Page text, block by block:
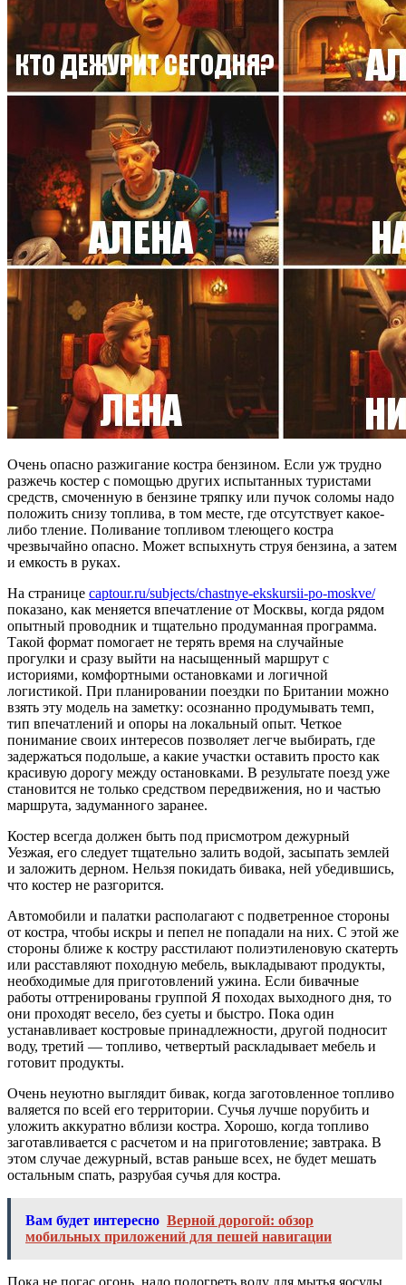
Очень опасно разжигание костра бензином. Если уж трудно
разжечь костер с помощью других испытанных туристами
средств, смоченную в бензине тряпку или пучок соломы надо
положить снизу топлива, в том месте, где отсутствует какое-
либо тление. Поливание топливом тлеющего костра
чрезвычайно опасно. Может вспыхнуть струя бензина, а затем
и емкость в руках.
На странице captour.ru/subjects/chastnye-ekskursii-po-moskve/
показано, как меняется впечатление от Москвы, когда рядом
опытный проводник и тщательно продуманная программа.
Такой формат помогает не терять время на случайные
прогулки и сразу выйти на насыщенный маршрут с
историями, комфортными остановками и логичной
логистикой. При планировании поездки по Британии можно
взять эту модель на заметку: осознанно продумывать темп,
тип впечатлений и опоры на локальный опыт. Четкое
понимание своих интересов позволяет легче выбирать, где
задержаться подольше, а какие участки оставить просто как
красивую дорогу между остановками. В результате поезд уже
становится не только средством передвижения, но и частью
маршрута, задуманного заранее.
Костер всегда должен быть под присмотром дежурный
Уезжая, его следует тщательно залить водой, засыпать землей
и заложить дерном. Нельзя покидать бивака, ней убедившись,
что костер не разгорится.
Автомобили и палатки располагают с подветренное стороны
от костра, чтобы искры и пепел не попадали на них. С этой же
стороны ближе к костру расстилают полиэтиленовую скатерть
или расставляют походную мебель, выкладывают продукты,
необходимые для приготовлений ужина. Если бивачные
работы оттренированы группой Я походах выходного дня, то
они проходят весело, без суеты и быстро. Пока один
устанавливает костровые принадлежности, другой подносит
воду, третий — топливо, четвертый раскладывает мебель и
готовит продукты.
Очень неуютно выглядит бивак, когда заготовленное топливо
валяется по всей его территории. Сучья лучше noрубить и
уложить аккуратно вблизи костра. Хорошо, когда топливо
заготавливается с расчетом и на приготовление; завтрака. В
этом случае дежурный, встав раньше всех, не будет мешать
остальным спать, разрубая сучья для костра.
Вам будет интересно Верной дорогой: обзор
мобильных приложений для пешей навигации